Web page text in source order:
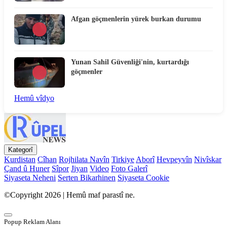
Afgan göçmenlerin yürek burkan durumu
Yunan Sahil Güvenliği'nin, kurtardığı
göçmenler
Hemû vîdyo
Kategorî
Kurdistan Cîhan Rojhilata Navîn TirkiyeAborî Hevpeyvîn Nivîskar
Çand û Huner Sîpor Jiyan Video Foto Galerî
Siyaseta Neheni Serten Bikarhinen Siyaseta Cookie
©Copyright 2026 | Hemû maf parastî ne.
Popup Reklam Alanı